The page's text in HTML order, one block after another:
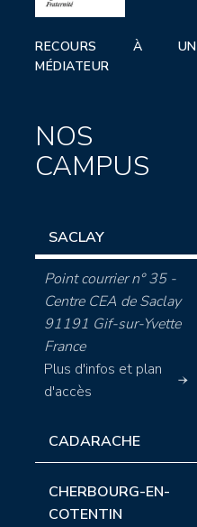
RECOURS À UN
MÉDIATEUR
NOS
CAMPUS
SACLAY
Point courrier n° 35 -
Centre CEA de Saclay
91191 Gif-sur-Yvette
France
Plus d'infos et plan
d'accès
CADARACHE
CHERBOURG-EN-
COTENTIN